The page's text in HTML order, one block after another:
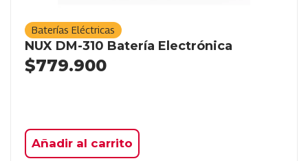
Baterías Eléctricas
NUX DM-310 Batería Electrónica
$779.900
Añadir al carrito